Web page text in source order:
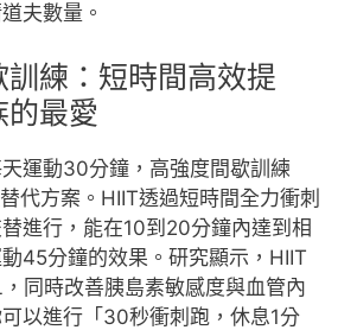
夫數量。
訓練：短時間高效提
的最愛
運動30分鐘，高強度間歇訓練
代方案。HIIT透過短時間全力衝刺
進行，能在10到20分鐘內達到相
45分鐘的效果。研究顯示，HIIT
同時改善胰島素敏感度與血管內
以進行「30秒衝刺跑，休息1分